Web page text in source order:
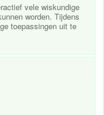
vele wiskundige
worden. Tijdens
toepassingen uit te